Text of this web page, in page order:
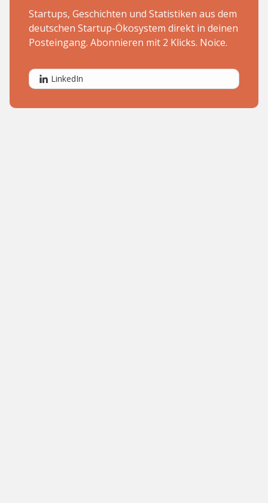
Startups, Geschichten und Statistiken aus dem
deutschen Startup-Ökosystem direkt in deinen
Posteingang. Abonnieren mit 2 Klicks. Noice.
LinkedIn